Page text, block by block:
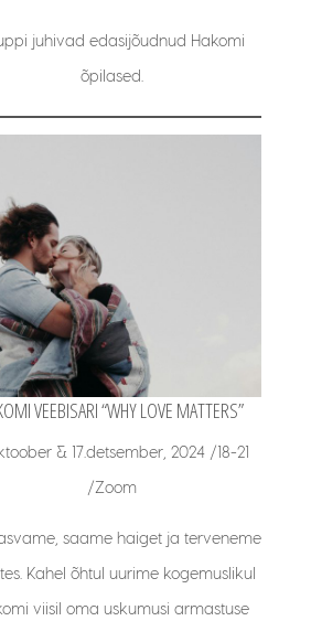
juhivad edasijõudnud Hakomi
õpilased.
VEEBISARI “WHY LOVE MATTERS”
& 17.detsember, 2024 /18-21
/Zoom
saame haiget ja terveneme
Kahel õhtul uurime kogemuslikul
viisil oma uskumusi armastuse